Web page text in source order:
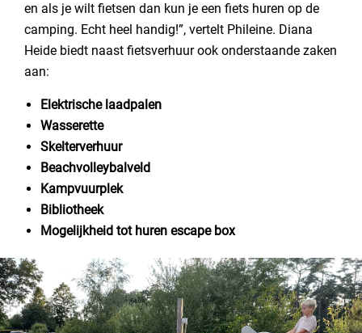
en als je wilt fietsen dan kun je een fiets huren op de
camping. Echt heel handig!”, vertelt Phileine. Diana
Heide biedt naast fietsverhuur ook onderstaande zaken
aan:
Elektrische laadpalen
Wasserette
Skelterverhuur
Beachvolleybalveld
Kampvuurplek
Bibliotheek
Mogelijkheid tot huren escape box